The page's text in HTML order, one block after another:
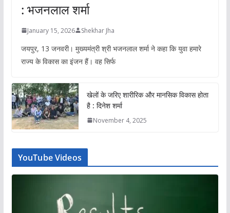
: भजनलाल शर्मा
January 15, 2026 Shekhar Jha
जयपुर, 13 जनवरी। मुख्यमंत्री श्री भजनलाल शर्मा ने कहा कि युवा हमारे
राज्य के विकास का इंजन हैं। वह सिर्फ
खेलों के जरिए शारीरिक और मानसिक विकास होता
है : दिनेश शर्मा
November 4, 2025
YouTube Videos